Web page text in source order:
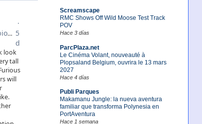
Screamscape
RMC Shows Off Wild Moose Test Track
POV
Hace 3 días
ParcPlaza.net
Le Cinéma Volant, nouveauté à
Plopsaland Belgium, ouvrira le 13 mars
2027
Hace 4 días
Publi Parques
Makamanu Jungle: la nueva aventura
familiar que transforma Polynesia en
PortAventura
Hace 1 semana